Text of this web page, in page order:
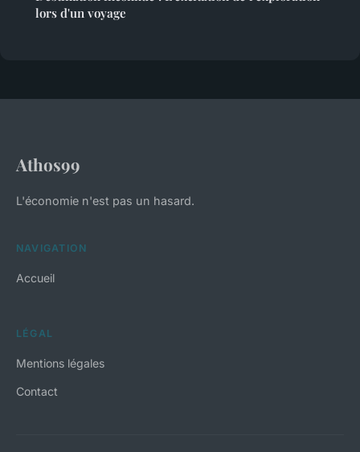
lors d'un voyage
Athos99
L'économie n'est pas un hasard.
NAVIGATION
Accueil
LÉGAL
Mentions légales
Contact